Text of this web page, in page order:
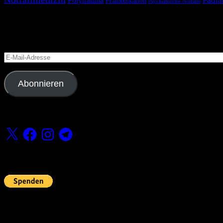
Psychiatrische Notfälle
E-
Mail-
Adresse
Abonnieren
X FacebookInstagramTelegram